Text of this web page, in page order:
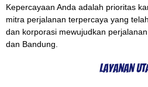
Kepercayaan Anda adalah prioritas
mitra perjalanan terpercaya yang
dan korporasi mewujudkan
dan Bandung.
Layanan